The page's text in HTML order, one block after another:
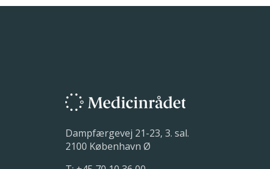
Dampfærgevej 21-23, 3. sal.
2100 København Ø